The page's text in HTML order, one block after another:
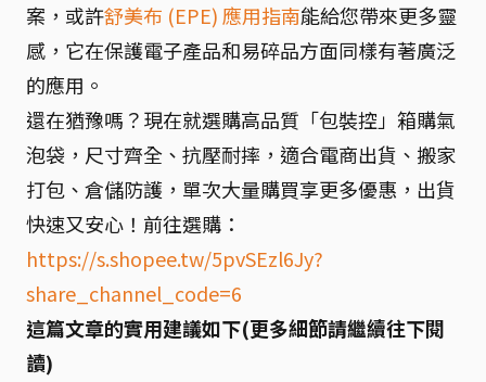
案，或許舒美布 (EPE) 應用指南能給您帶來更多靈
感，它在保護電子產品和易碎品方面同樣有著廣泛
的應用。
還在猶豫嗎？現在就選購高品質「包裝控」箱購氣
泡袋，尺寸齊全、抗壓耐摔，適合電商出貨、搬家
打包、倉儲防護，單次大量購買享更多優惠，出貨
快速又安心！前往選購：
https://s.shopee.tw/5pvSEzl6Jy?
share_channel_code=6
這篇文章的實用建議如下(更多細節請繼續往下閱
讀)